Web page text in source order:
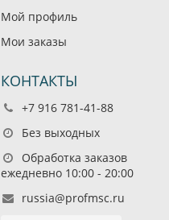
Мой профиль
Мои заказы
КОНТАКТЫ
+7 916 781-41-88
Без выходных
Обработка заказов
ежедневно 10:00 - 20:00
russia@profmsc.ru